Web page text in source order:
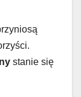
stanie się